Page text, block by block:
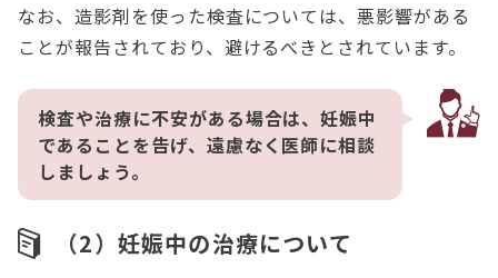
なお、造影剤を使った検査については、悪影響がある
ことが報告されており、避けるべきとされています。
検査や治療に不安がある場合は、妊娠中
であることを告げ、遠慮なく医師に相談
しましょう。
（2）妊娠中の治療について